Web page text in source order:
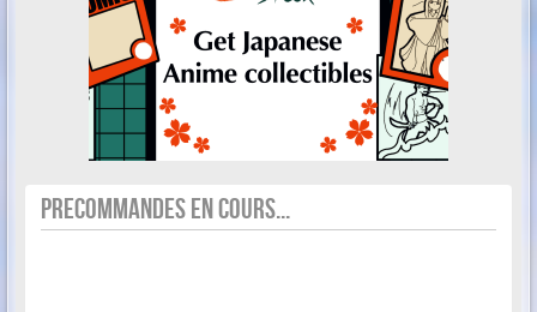
PRECOMMANDES EN COURS...